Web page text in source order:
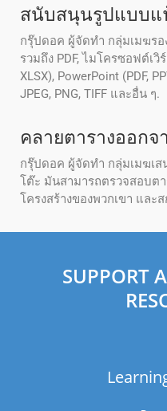
สนับสนุนรูปแบบแ
กรุ๊ปดอค ผู้จัดทํา กลุ่มเมฆรอ
รวมถึง PDF, ไมโครซอฟต์เวิร์
XLSX), PowerPoint (PDF,
JPEG, PNG, TIFF และอื่น ๆ.
คลายตารางออกจ
กรุ๊ปดอค ผู้จัดทํา กลุ่มเมฆเ
โต๊ะ มันสามารถตรวจสอบตา
โครงสร้างของพวกเขา และ
SUPPORT